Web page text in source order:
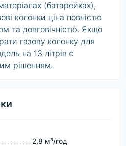
(батарейках),
колонки ціна повністю
та довговічністю. Якщо
газову колонку для
на 13 літрів є
рішенням.
2,8 м³/год